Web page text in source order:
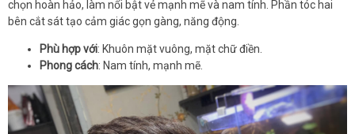
chọn hoàn hảo, làm nổi bật vẻ mạnh mẽ và nam tính. Phần tóc hai
bên cắt sát tạo cảm giác gọn gàng, năng động.
Phù hợp với: Khuôn mặt vuông, mặt chữ điền.
Phong cách: Nam tính, mạnh mẽ.